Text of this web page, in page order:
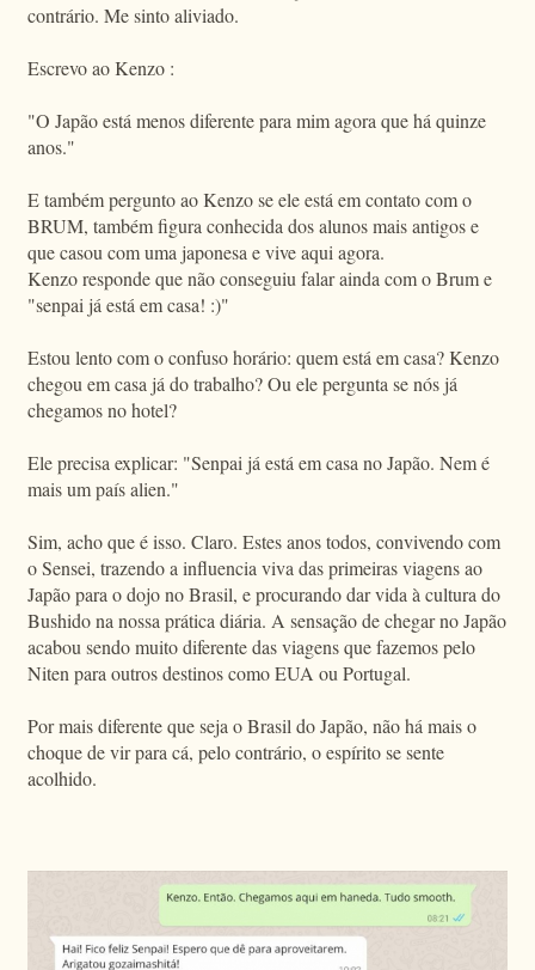
contrário. Me sinto aliviado.
Escrevo ao Kenzo :
"O Japão está menos diferente para mim agora que há quinze
anos."
E também pergunto ao Kenzo se ele está em contato com o
BRUM, também figura conhecida dos alunos mais antigos e
que casou com uma japonesa e vive aqui agora.
Kenzo responde que não conseguiu falar ainda com o Brum e
"senpai já está em casa! :)"
Estou lento com o confuso horário: quem está em casa? Kenzo
chegou em casa já do trabalho? Ou ele pergunta se nós já
chegamos no hotel?
Ele precisa explicar: "Senpai já está em casa no Japão. Nem é
mais um país alien."
Sim, acho que é isso. Claro. Estes anos todos, convivendo com
o Sensei, trazendo a influencia viva das primeiras viagens ao
Japão para o dojo no Brasil, e procurando dar vida à cultura do
Bushido na nossa prática diária. A sensação de chegar no Japão
acabou sendo muito diferente das viagens que fazemos pelo
Niten para outros destinos como EUA ou Portugal.
Por mais diferente que seja o Brasil do Japão, não há mais o
choque de vir para cá, pelo contrário, o espírito se sente
acolhido.